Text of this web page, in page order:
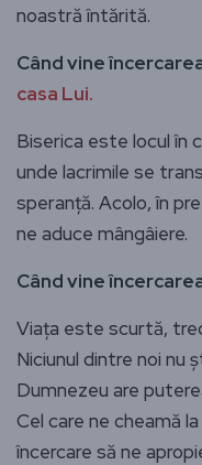
noastră întărită.
Când vine
casa Lui.
Biserica este locul în
unde lacrimile se
speranță. Acolo, în
ne aduce mângâiere.
Când vine
Viața este scurtă,
Niciunul dintre noi nu
Dumnezeu are
Cel care ne cheamă
încercare să ne